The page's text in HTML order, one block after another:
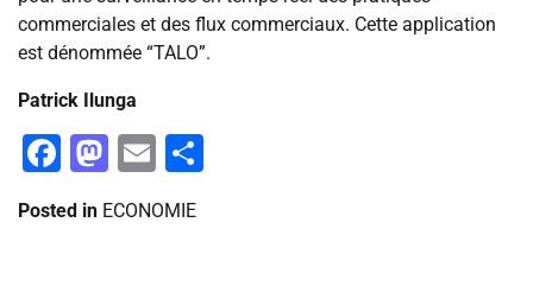
commerciales et des flux commerciaux. Cette application
est dénommée “TALO”.
Patrick Ilunga
Facebook
Mastodon
Email
Posted in ECONOMIE